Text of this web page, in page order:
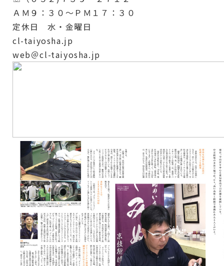
ＡＭ９：３０～ＰＭ１７：３０
定休日 水・金曜日
cl-taiyosha.jp
web＠cl-taiyosha.jp